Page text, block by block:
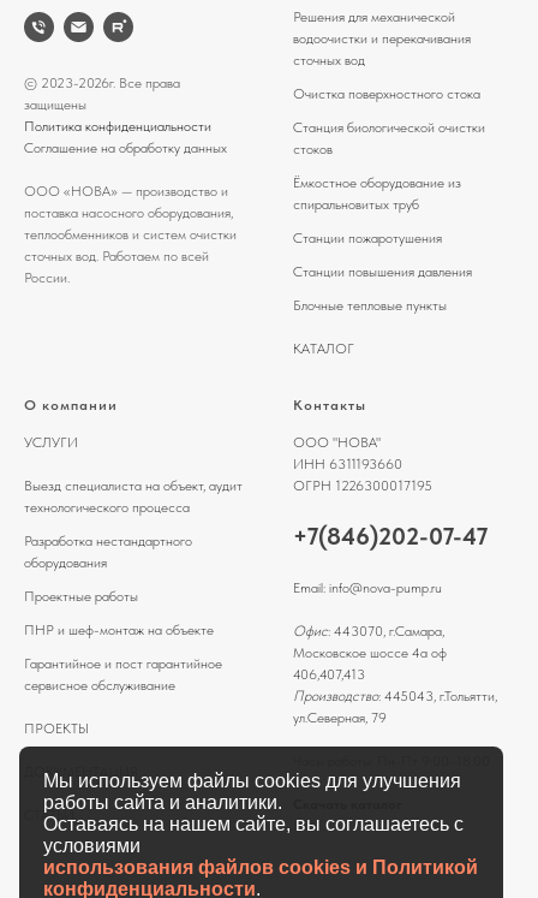
© 2023-2026г. Все права
защищены
Политика конфиденциальности
Соглашение на обработку данных
ООО «НОВА» — производство и
поставка насосного оборудования,
теплообменников и систем очистки
сточных вод. Работаем по всей
России.
Решения для механической
водоочистки и перекачивания
сточных вод
Очистка поверхностного стока
Станция биологической очистки
стоков
Ёмкостное оборудование из
спиральновитых труб
Станции пожаротушения
Станции повышения давления
Блочные тепловые пункты
КАТАЛОГ
О компании
УСЛУГИ
Выезд специалиста на объект, аудит
технологического процесса
Разработка нестандартного
оборудования
Проектные работы
ПНР и шеф-монтаж на объекте
Гарантийное и пост гарантийное
сервисное обслуживание
ПРОЕКТЫ
ДОКУМЕНТАЦИЯ
СТАТЬИ
Контакты
ООО "НОВА"
ИНН 6311193660
ОГРН 1226300017195
+7(846)202-07-47
Email: info@nova-pump.ru
Офис: 443070, г.Самара,
Московское шоссе 4а оф
406,407,413
Производство: 445043, г.Тольятти,
ул.Северная, 79
Мы используем файлы cookies для улучшения
работы сайта и аналитики.
Оставаясь на нашем сайте, вы соглашаетесь с
условиями
использования файлов cookies и Политикой
конфиденциальности.